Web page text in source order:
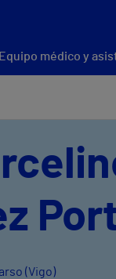
Equipo médico y
(Vigo)